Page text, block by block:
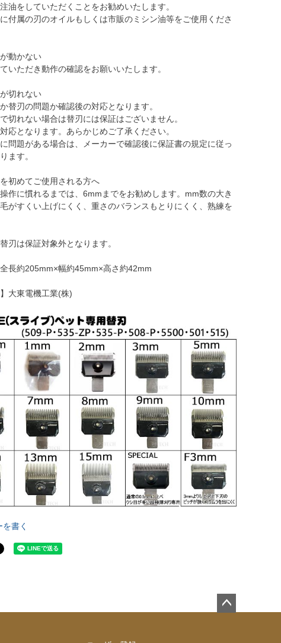
油をしていただくことをお勧めいたします。
付属の刃のオイルもしくは市販のミシン油等をご使用くださ
動かない
いただき動作の確認をお願いいたします。
切れない
替刃の問題か確認後の対応となります。
切れない場合は替刃には保証はございません。
応となります。あらかじめご了承ください。
問題がある場合は、メーカーで確認後に保証書の規定に従っ
ます。
初めてご使用される方へ
作に慣れるまでは、6mmまでをお勧めします。mm数の大き
がすくい上げにくく、重さのバランスもとりにくく、熟練を
刃は保証対象外となります。
全長約205mm×幅約45mm×高さ約42mm
】大東電機工業(株)
書く